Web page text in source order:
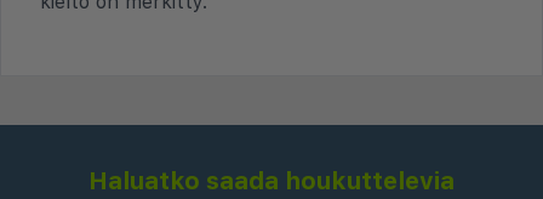
Haluatko saada houkuttelevia